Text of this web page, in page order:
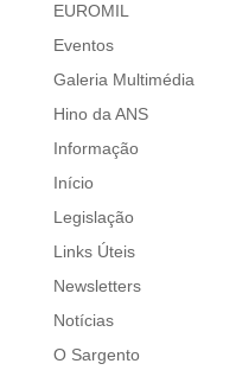
EUROMIL
Eventos
Galeria Multimédia
Hino da ANS
Informação
Início
Legislação
Links Úteis
Newsletters
Notícias
O Sargento